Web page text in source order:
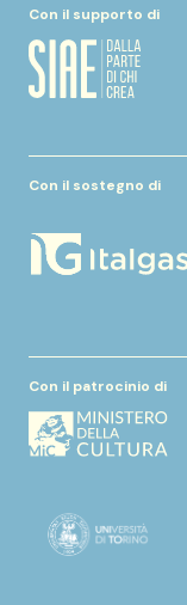
Con il supporto di
Con il sostegno di
Con il patrocinio di